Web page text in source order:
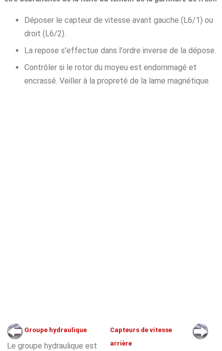
Déposer le capteur de vitesse avant gauche (L6/1) ou
droit (L6/2).
La repose s'effectue dans l'ordre inverse de la dépose.
Contrôler si le rotor du moyeu est endommagé et
encrassé. Veiller à la propreté de la lame magnétique.
Groupe hydraulique
Le groupe hydraulique est
Capteurs de vitesse
arrière